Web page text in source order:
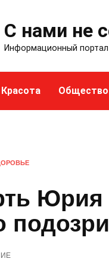
С нами не
Информационный портал
Красота Общество
Юрия